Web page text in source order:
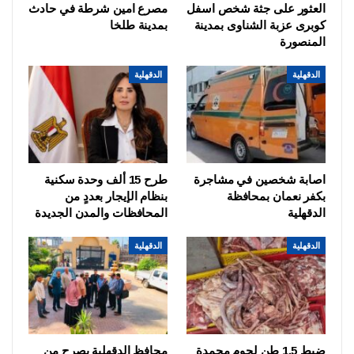
العثور على جثة شخص اسفل
كوبرى عزبة الشناوى بمدينة
المنصورة
مصرع امين شرطة في حادث
بمدينة طلخا
الدقهلية
اصابة شخصين في مشاجرة
بكفر نعمان بمحافظة
الدقهلية
الدقهلية
طرح 15 ألف وحدة سكنية
بنظام الإيجار بعددٍ من
المحافظات والمدن الجديدة
الدقهلية
ضبط 1.5 طن لحوم مجمدة
الدقهلية
محافظ الدقهلية يصرح من